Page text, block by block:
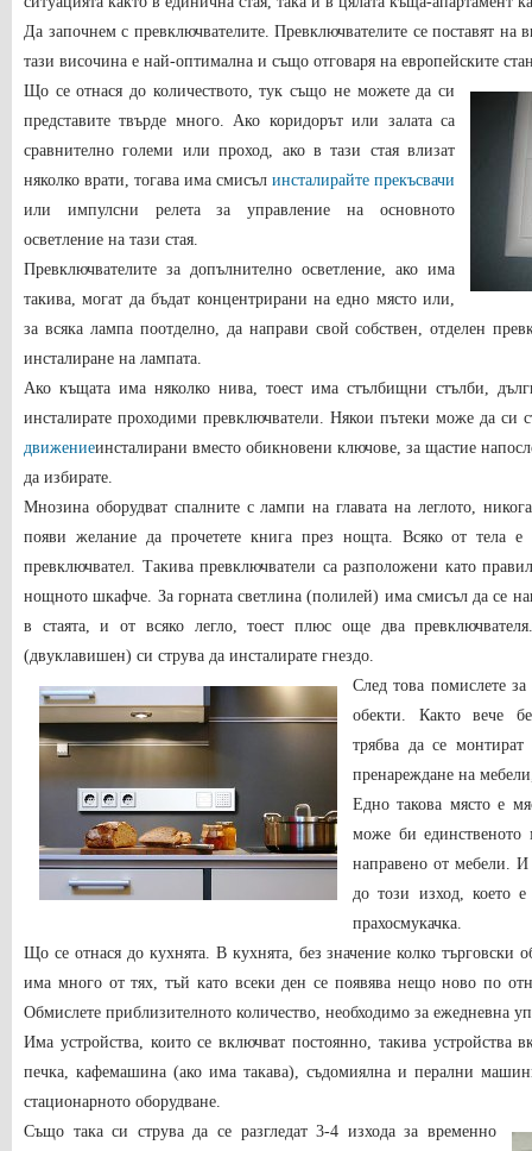
Да започнем с превключвателите. Превключвателите се поставят
тази височина е най-оптимална и също отговаря на европейските
Що се отнася до количеството, тук също не можете да си
представите твърде много. Ако коридорът или залата са
сравнително големи или проход, ако в тази стая влизат
няколко врати, тогава има смисъл инсталирайте прекъсвачи
или импулсни релета за управление на основното
осветление на тази стая.
Превключвателите за допълнително осветление, ако има
такива, могат да бъдат концентрирани на едно място или,
за всяка лампа поотделно, да направи свой собствен, отделен
инсталиране на лампата.
Ако къщата има няколко нива, тоест има стълбищни стълби,
инсталирате проходими превключватели. Някои пътеки може да си
движениеинсталирани вместо обикновени ключове, за щастие
да избирате.
Мнозина оборудват спалните с лампи на главата на леглото,
появи желание да прочетете книга през нощта. Всяко от тела е
превключвател. Такива превключватели са разположени като
нощното шкафче. За горната светлина (полилей) има смисъл да се
в стаята, и от всяко легло, тоест плюс още два
(двуклавишен) си струва да инсталирате гнездо.
След това помислете
обекти. Както вече
трябва да се
пренареждане на
Едно такова място е
може би единственото
направено от мебели.
до този изход, което е
прахосмукачка.
Що се отнася до кухнята. В кухнята, без значение колко търговски
има много от тях, тъй като всеки ден се появява нещо ново по
Обмислете приблизителното количество, необходимо за ежедневна
Има устройства, които се включват постоянно, такива устройства
печка, кафемашина (ако има такава), съдомиялна и перални
стационарното оборудване.
Също така си струва да се разгледат 3-4 изхода за временно